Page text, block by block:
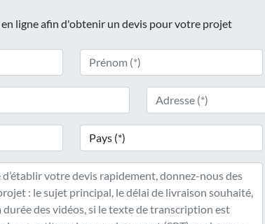
ligne afin d'obtenir un devis pour votre projet